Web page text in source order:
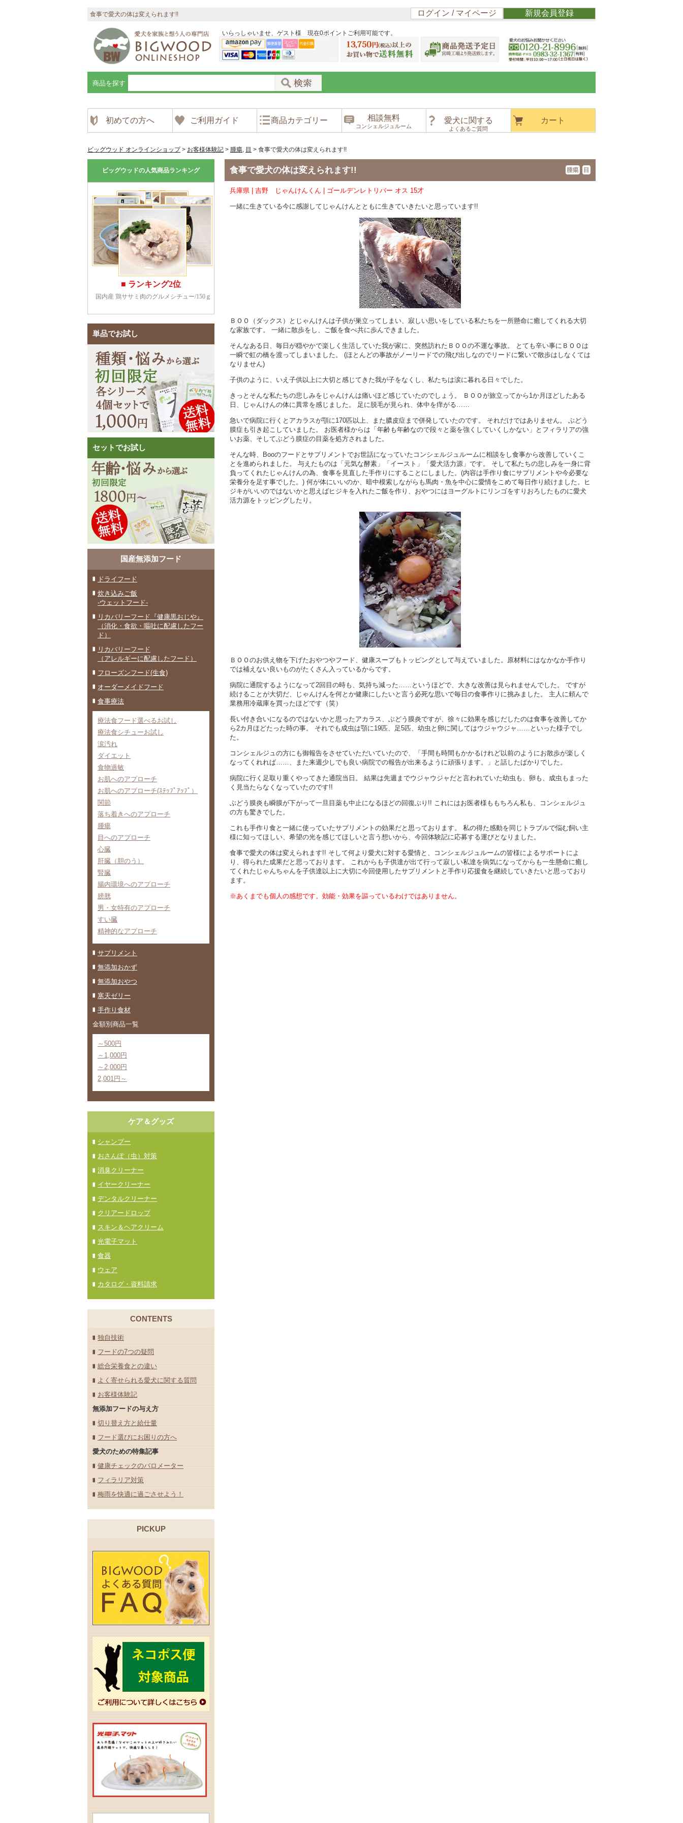
食事で愛犬の体は変えられます!! ログイン / マイページ 新規会員登録
いらっしゃいませ、ゲスト様 現在0ポイントご利用可能です。
商品を探す
初めての方へ ご利用ガイド 商品カテゴリー 相談無料
コンシェルジュルーム
愛犬に関する
よくあるご質問
カート
ビッグウッド オンラインショップ> お客様体験記 > 腫瘍, 目 > 食事で愛犬の体は変えられます!!
食事で愛犬の体は変えられます!! 腫瘍 目
兵庫県 | 吉野 じゃんけんくん | ゴールデンレトリバー オス 15才
一緒に生きている今に感謝してじゃんけんとともに生きていきたいと思っています!!
ＢＯＯ（ダックス）とじゃんけんは子供が巣立ってしまい、寂しい思いをしている私たちを一所懸命に癒してくれる大切
な家族です。 一緒に散歩をし、ご飯を食べ共に歩んできました。
そんなある日、毎日が穏やかで楽しく生活していた我が家に、突然訪れたＢＯＯの不運な事故。 とても辛い事にＢＯＯは
一瞬で虹の橋を渡ってしまいました。 (ほとんどの事故がノーリードでの飛び出しなのでリードに繋いで散歩はしなくては
なりません)
子供のように、いえ子供以上に大切と感じてきた我が子をなくし、私たちは涙に暮れる日々でした。
きっとそんな私たちの悲しみをじゃんけんは痛いほど感じていたのでしょう。 ＢＯＯが旅立ってから1か月ほどしたある
日、じゃんけんの体に異常を感じました。 足に脱毛が見られ、体中を痒がる……
急いで病院に行くとアカラスが顎に170匹以上、また膿皮症まで併発していたのです。 それだけではありません。 ぶどう
膜症も引き起こしていました。 お医者様からは「年齢も年齢なので段々と薬を強くしていくしかない」とフィラリアの強
いお薬、そしてぶどう膜症の目薬を処方されました。
そんな時、Booのフードとサプリメントでお世話になっていたコンシェルジュルームに相談をし食事から改善していくこ
とを進められました。 与えたものは「元気な酵素」「イースト」「愛犬活力源」です。 そして私たちの悲しみを一身に背
負ってくれたじゃんけんの為、食事を見直した手作りにすることにしました。(内容は手作り食にサプリメントや今必要な
栄養分を足す事でした。) 何が体にいいのか、暗中模索しながらも馬肉・魚を中心に愛情をこめて毎日作り続けました。ヒ
ジキがいいのではないかと思えばヒジキを入れたご飯を作り、おやつにはヨーグルトにリンゴをすりおろしたものに愛犬
活力源をトッピングしたり。
ＢＯＯのお供え物を下げたおやつやフード、健康スープもトッピングとして与えていました。原材料にはなかなか手作り
では補えない良いものがたくさん入っているからです。
病院に通院するようになって2回目の時も、気持ち減った……というほどで、大きな改善は見られませんでした。 ですが
続けることが大切だ、じゃんけんを何とか健康にしたいと言う必死な思いで毎日の食事作りに挑みました。 主人に頼んで
業務用冷蔵庫を買ったほどです（笑）
長い付き合いになるのではないかと思ったアカラス、ぶどう膜炎ですが、徐々に効果を感じだしたのは食事を改善してか
ら2カ月ほどたった時の事。 それでも成虫は顎に19匹、足5匹、幼虫と卵に関してはウジャウジャ……といった様子でし
た。
コンシェルジュの方にも御報告をさせていただいていたので、「手間も時間もかかるけれど以前のようにお散歩が楽しく
なってくれれば……、また来週少しでも良い病院での報告が出来るように頑張ります。」と話したばかりでした。
病院に行く足取り重くやってきた通院当日。 結果は先週までウジャウジャだと言われていた幼虫も、卵も、成虫もまった
く見当たらなくなっていたのです!!
ぶどう膜炎も瞬膜が下がって一旦目薬も中止になるほどの回復ぶり!! これにはお医者様ももちろん私も、コンシェルジュ
の方も驚きでした。
これも手作り食と一緒に使っていたサプリメントの効果だと思っております。 私の得た感動を同じトラブルで悩む飼い主
様に知ってほしい、希望の光を感じてほしいと言う想いから、今回体験記に応募する運びとなりました。
食事で愛犬の体は変えられます!! そして何より愛犬に対する愛情と、コンシェルジュルームの皆様によるサポートによ
り、得られた成果だと思っております。 これからも子供達が出て行って寂しい私達を病気になってからも一生懸命に癒し
てくれたじゃんちゃんを子供達以上に大切に今回使用したサプリメントと手作り応援食を継続していきたいと思っており
ます。
※あくまでも個人の感想です。効能・効果を謳っているわけではありません。
ビッグウッドの人気商品ランキング
単品でお試し
セットでお試し
国産無添加フード
ドライフード
炊き込みご飯
-ウェットフード-
リカバリーフード『健康黒おじや』
（消化・食欲・嘔吐に配慮したフー
ド）
リカバリーフード
（アレルギーに配慮したフード）
フローズンフード(生食)
オーダーメイドフード
食事療法
療法食フード選べるお試し
療法食シチューお試し
涙汚れ
ダイエット
食物過敏
お肌へのアプローチ
お肌へのアプローチ(ｽﾃｯﾌﾟｱｯﾌﾟ）
関節
落ち着きへのアプローチ
腫瘍
目へのアプローチ
心臓
肝臓（胆のう）
腎臓
腸内環境へのアプローチ
膀胱
男・女特有のアプローチ
すい臓
精神的なアプローチ
サプリメント
無添加おかず
無添加おやつ
寒天ゼリー
手作り食材
金額別商品一覧
～500円
～1,000円
～2,000円
2,001円～
ケア＆グッズ
シャンプー
おさんぽ（虫）対策
消臭クリーナー
イヤークリーナー
デンタルクリーナー
クリアードロップ
スキン＆ヘアクリーム
光電子マット
食器
ウェア
カタログ・資料請求
CONTENTS
独自技術
フードの7つの疑問
総合栄養食との違い
よく寄せられる愛犬に関する質問
お客様体験記
無添加フードの与え方
切り替え方と給仕量
フード選びにお困りの方へ
愛犬のための特集記事
健康チェックのバロメーター
フィラリア対策
梅雨を快適に過ごさせよう！
PICKUP